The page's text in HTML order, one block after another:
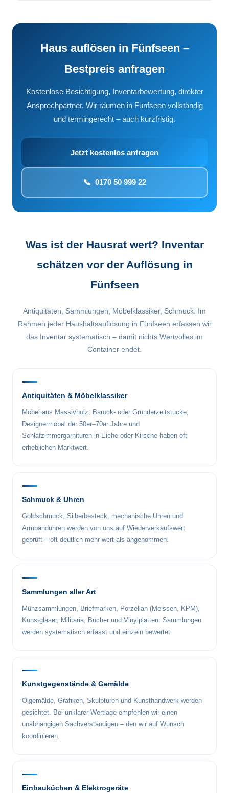
Haus auflösen in Fünfseen –
Bestpreis anfragen
Kostenlose Besichtigung, Inventarbewertung, direkter
Ansprechpartner. Wir räumen in Fünfseen vollständig
und termingerecht – auch kurzfristig.
Jetzt kostenlos anfragen
📞 0170 50 999 22
Was ist der Hausrat wert? Inventar
schätzen vor der Auflösung in
Fünfseen
Antiquitäten, Sammlungen, Möbelklassiker, Schmuck: Im
Rahmen jeder Haushaltsauflösung in Fünfseen erfassen wir
das Inventar systematisch – damit nichts Wertvolles im
Container endet.
Antiquitäten & Möbelklassiker
Möbel aus Massivholz, Barock- oder Gründerzeitstücke,
Designermöbel der 50er–70er Jahre und
Schlafzimmergarnituren in Eiche oder Kirsche haben oft
erheblichen Marktwert.
Schmuck & Uhren
Goldschmuck, Silberbesteck, mechanische Uhren und
Armbanduhren werden von uns auf Wiederverkaufswert
geprüft – oft deutlich mehr wert als angenommen.
Sammlungen aller Art
Münzsammlungen, Briefmarken, Porzellan (Meissen, KPM),
Kunstgläser, Militaria, Bücher und Vinylplatten: Sammlungen
werden systematisch erfasst und einzeln bewertet.
Kunstgegenstände & Gemälde
Ölgemälde, Grafiken, Skulpturen und Kunsthandwerk werden
gesichtet. Bei unklarer Wertlage empfehlen wir einen
unabhängigen Sachverständigen – den wir auf Wunsch
koordinieren.
Einbauküchen & Elektrogeräte